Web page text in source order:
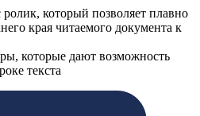
который позволяет плавно
края читаемого документа к
которые дают возможность
текста